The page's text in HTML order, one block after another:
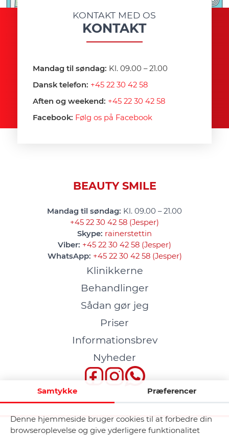
KONTAKT MED OS
KONTAKT
Mandag til søndag: Kl. 09.00 – 21.00
Dansk telefon: +45 22 30 42 58
Aften og weekend: +45 22 30 42 58
Facebook: Følg os på Facebook
BEAUTY SMILE
Mandag til søndag: Kl. 09.00 – 21.00
+45 22 30 42 58 (Jesper)
Skype: rainerstettin
Viber: +45 22 30 42 58 (Jesper)
WhatsApp: +45 22 30 42 58 (Jesper)
Klinikkerne
Behandlinger
Sådan gør jeg
Priser
Informationsbrev
Nyheder
GDPR
Samtykke Præferencer
Denne hjemmeside bruger cookies til at forbedre din
browseroplevelse og give yderligere funktionalitet